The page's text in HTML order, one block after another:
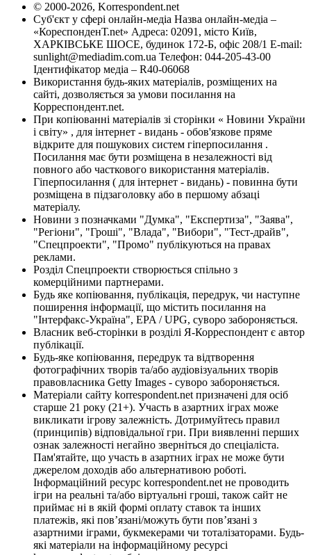
© 2000-2026, Korrespondent.net
Суб'єкт у сфері онлайн-медіа Назва онлайн-медіа –
«КореспонденТ.net» Адреса: 02091, місто Київ,
ХАРКІВСЬКЕ ШОСЕ, будинок 172-Б, офіс 208/1 E-mail:
sunlight@mediadim.com.ua Телефон: 044-205-43-00
Ідентифікатор медіа – R40-06068
Використання будь-яких матеріалів, розміщених на
сайті, дозволяється за умови посилання на
Корреспондент.net.
При копіюванні матеріалів зі сторінки « Новини України
і світу» , для інтернет - видань - обов'язкове пряме
відкрите для пошукових систем гіперпосилання .
Посилання має бути розміщена в незалежності від
повного або часткового використання матеріалів.
Гіперпосилання ( для інтернет - видань) - повинна бути
розміщена в підзаголовку або в першому абзаці
матеріалу.
Новини з позначками "Думка", "Експертиза", "Заява",
"Регіони", "Гроші", "Влада", "Вибори", "Тест-драйв",
"Спецпроекти", "Промо" публікуються на правах
реклами.
Розділ Спецпроекти створюється спільно з
комерційними партнерами.
Будь яке копіювання, публікація, передрук, чи наступне
поширення інформації, що містить посилання на
"Інтерфакс-Україна", EPA / UPG, суворо забороняється.
Власник веб-сторінки в розділі Я-Корреспондент є автор
публікації.
Будь-яке копіювання, передрук та відтворення
фотографічних творів та/або аудіовізуальних творів
правовласника Getty Images - суворо забороняється.
Матеріали сайту korrespondent.net призначені для осіб
старше 21 року (21+). Участь в азартних іграх може
викликати ігрову залежність. Дотримуйтесь правил
(принципів) відповідальної гри. При виявленні перших
ознак залежності негайно зверніться до спеціаліста.
Пам'ятайте, що участь в азартних іграх не може бути
джерелом доходів або альтернативою роботі.
Інформаційний ресурс korrespondent.net не проводить
ігри на реальні та/або віртуальні гроші, також сайт не
приймає ні в якій формі оплату ставок та інших
платежів, які пов’язані/можуть бути пов’язані з
азартними іграми, букмекерами чи тоталізаторами. Будь-
які матеріали на інформаційному ресурсі